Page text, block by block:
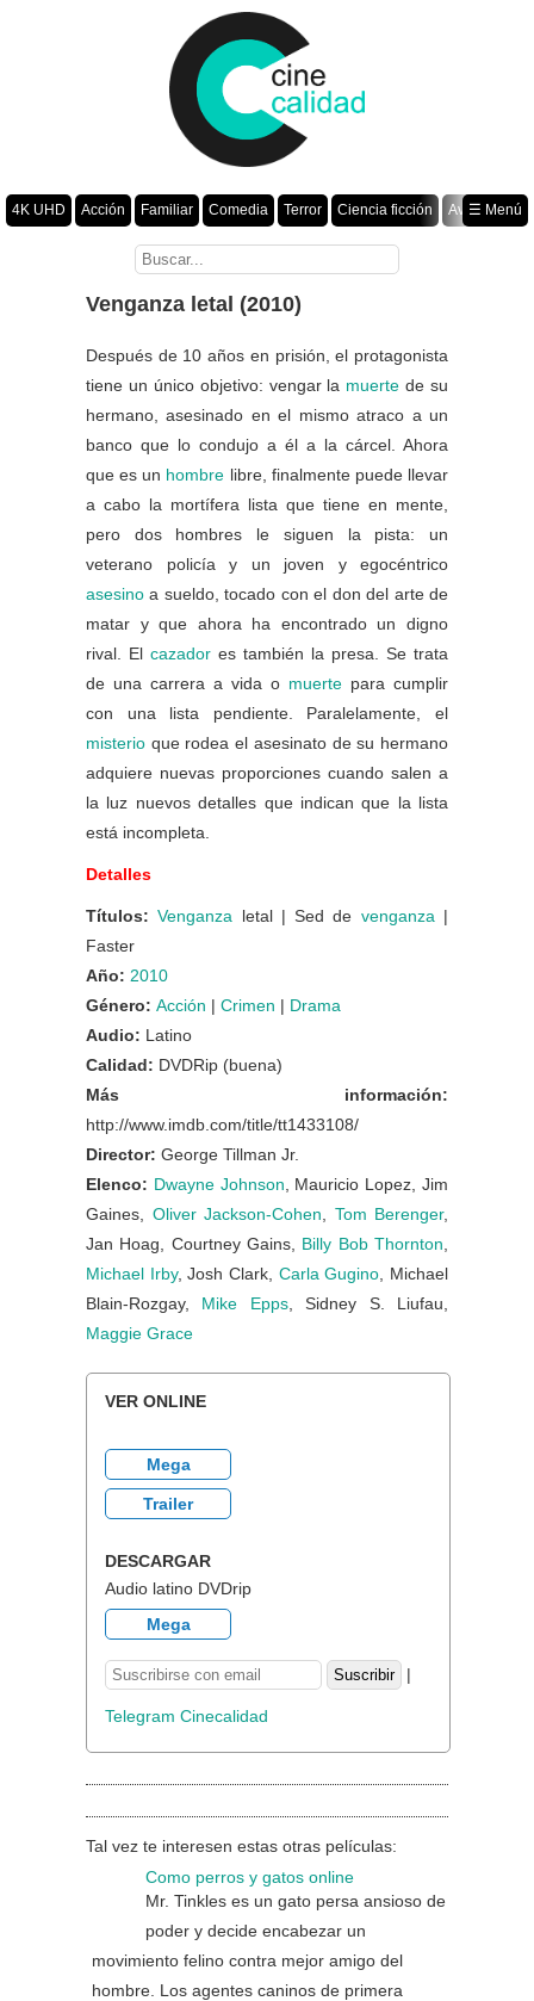
4K UHD Acción Familiar Comedia Terror Ciencia ficción
Aventura
Romance Fantasía Drama Animación Crimen
☰ Menú
Venganza letal (2010)
Después de 10 años en prisión, el protagonista
tiene un único objetivo: vengar la muerte de su
hermano, asesinado en el mismo atraco a un
banco que lo condujo a él a la cárcel. Ahora
que es un hombre libre, finalmente puede llevar
a cabo la mortífera lista que tiene en mente,
pero dos hombres le siguen la pista: un
veterano policía y un joven y egocéntrico
asesino a sueldo, tocado con el don del arte de
matar y que ahora ha encontrado un digno
rival. El cazador es también la presa. Se trata
de una carrera a vida o muerte para cumplir
con una lista pendiente. Paralelamente, el
misterio que rodea el asesinato de su hermano
adquiere nuevas proporciones cuando salen a
la luz nuevos detalles que indican que la lista
está incompleta.
Detalles
Títulos:Venganza letal | Sed de venganza |
Faster
Año: 2010
Género: Acción | Crimen | Drama
Audio: Latino
Calidad: DVDRip (buena)
Más información:
http://www.imdb.com/title/tt1433108/
Director: George Tillman Jr.
Elenco: Dwayne Johnson , Mauricio Lopez, Jim
Gaines, Oliver Jackson-Cohen Tom Berenger,
Jan Hoag, Courtney Gains, Billy Bob Thornton
Michael Irby, Josh Clark, Carla Gugino , Michael
Blain-Rozgay, Mike Epps, Sidney S. Liufau,
Maggie Grace
VER ONLINE
Mega
Trailer
DESCARGAR
Audio latino DVDrip
Mega
|
Telegram Cinecalidad
Tal vez te interesen estas otras películas:
Como perros y gatos online
Mr. Tinkles es un gato persa ansioso de
poder y decide encabezar un
movimiento felino contra mejor amigo del
hombre. Los agentes caninos de primera